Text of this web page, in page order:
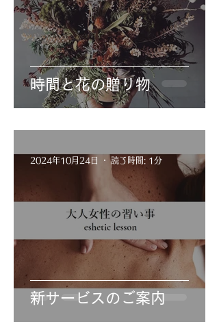
時間と花の贈り物
新サービスのご案内
2024年10月24日 読了時間: 1分